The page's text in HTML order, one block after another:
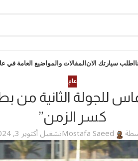
اطلب سيارتك الانالمقالات والمواضيع العامة في
عام
للجولة الثانية من
كسر الزمن”
Mostafa Saeedتشغيل أكتوبر 3, 2024